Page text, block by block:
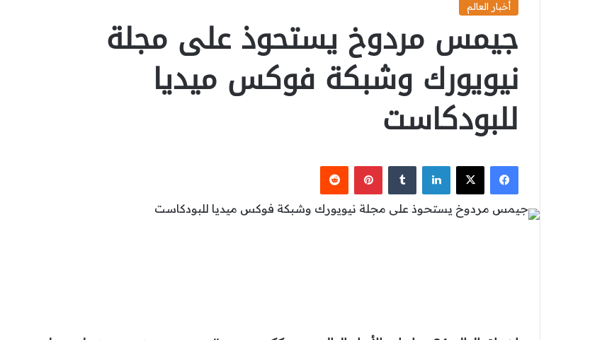
أخبار العالم
جيمس مردوخ يستحوذ على مجلة
نيويورك وشبكة فوكس ميديا ​​
للبودكاست
فيسبوك
‫X لينكدإن بينتيريست